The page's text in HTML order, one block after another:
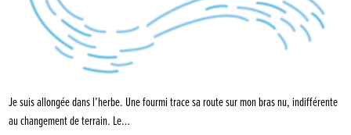
Je suis allongée dans l’herbe. Une fourmi trace sa route sur mon bras nu, indifférente
au changement de terrain. Le…